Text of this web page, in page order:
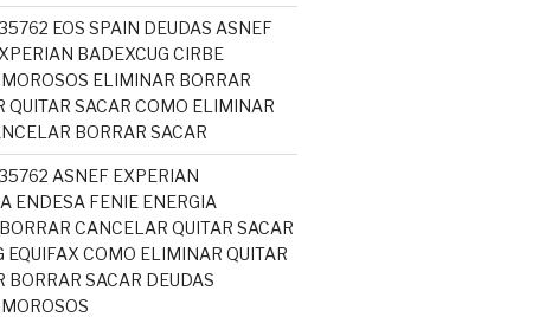
EOS SPAIN DEUDAS ASNEF
BADEXCUG CIRBE
ELIMINAR BORRAR
QUITAR SACAR COMO ELIMINAR
BORRAR SACAR
ASNEF EXPERIAN
ENDESA FENIE ENERGIA
CANCELAR QUITAR SACAR
EQUIFAX COMO ELIMINAR QUITAR
BORRAR SACAR DEUDAS